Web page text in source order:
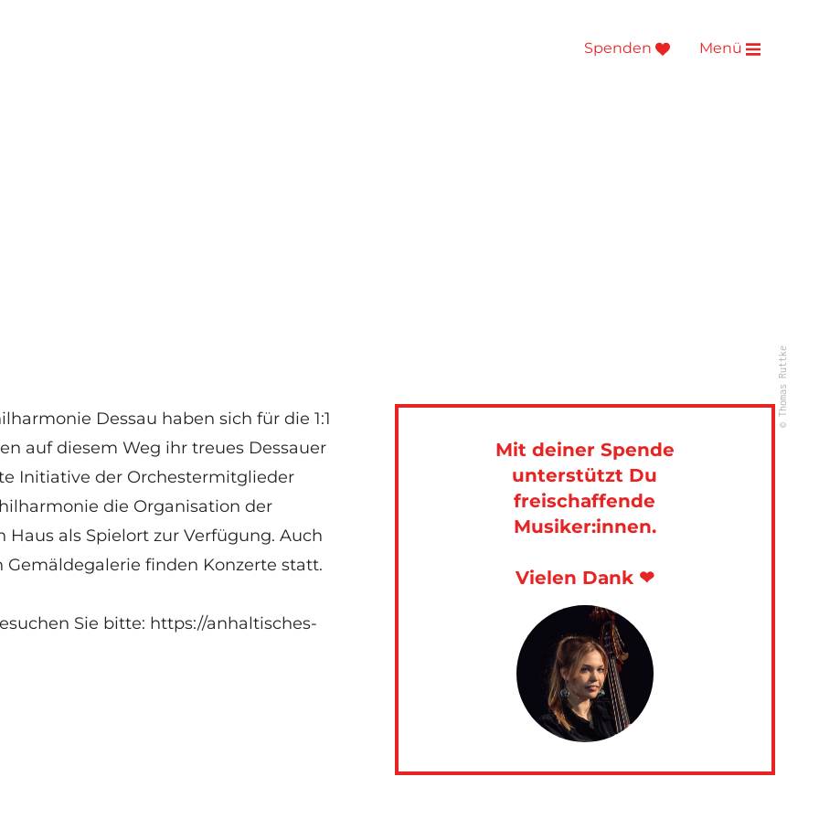
Spenden Menü
© Thomas Ruttke
Dessau haben sich für die 1:1
auf diesem Weg ihr treues Dessauer
Initiative der Orchestermitglieder
die Organisation der
als Spielort zur Verfügung. Auch
finden Konzerte statt.
Sie bitte: https://anhaltisches-
Mit deiner Spende
unterstützt Du
freischaffende
Musiker:innen.
Vielen Dank ❤